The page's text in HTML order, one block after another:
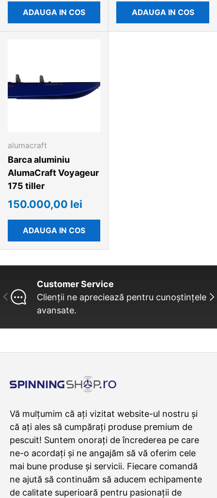
ADAUGA IN COS ADAUGA IN COS
alumacraft
Barca aluminiu
AlumaCraft Voyageur
175 tiller
150.000,00 lei
ADAUGA IN COS
INAINTE
Customer Service
Clienții ne apreciează pentru cunoștințele
avansate.
Vă mulțumim că ați vizitat website-ul nostru și
că ați ales să cumpărați produse premium de
pescuit! Suntem onorați de încrederea pe care
ne-o acordați și ne angajăm să vă oferim cele
mai bune produse și servicii. Fiecare comandă
ne ajută să continuăm să aducem echipamente
de calitate superioară pentru pasionații de